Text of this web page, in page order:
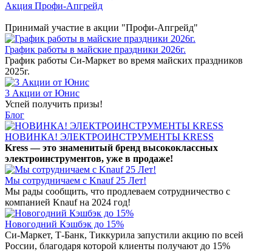
Акция Профи-Апгрейд
Принимай участие в акции "Профи-Апгрейд"
График работы в майские праздники 2026г.
График работы Си-Маркет во время майских праздников
2025г.
3 Акции от Юнис
Успей получить призы!
Блог
НОВИНКА! ЭЛЕКТРОИНСТРУМЕНТЫ KRESS
Kress — это знаменитый бренд высококлассных
электроинструментов, уже в продаже!
Мы сотрудничаем с Knauf 25 Лет!
Мы рады сообщить, что продлеваем сотрудничество с
компанией Knauf на 2024 год!
Новогодний Кэшбэк до 15%
Си-Маркет, Т-Банк, Тиккурила запустили акцию по всей
России, благодаря которой клиенты получают до 15%